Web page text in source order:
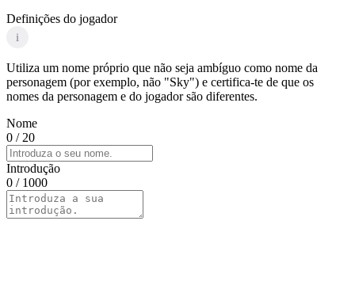
Definições do jogador
i
Utiliza um nome próprio que não seja ambíguo como nome da
personagem (por exemplo, não "Sky") e certifica-te de que os
nomes da personagem e do jogador são diferentes.
Nome
0 / 20
Introdução
0 / 1000